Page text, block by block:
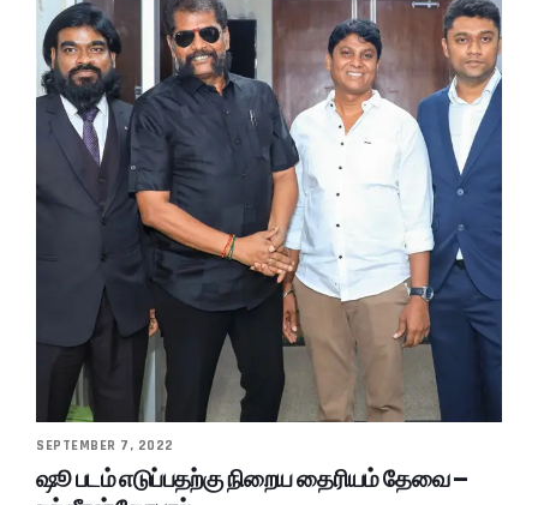
SEPTEMBER 7, 2022
ஷூ படம் எடுப்பதற்கு நிறைய தைரியம் தேவை –